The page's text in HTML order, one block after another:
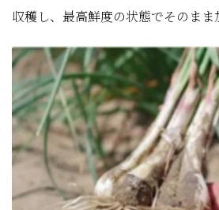
収穫し、最高鮮度の状態でそのまま